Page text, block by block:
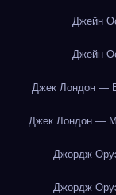
Джейн
Джейн
Джек Лондон —
Джек Лондон —
Джордж
Джордж